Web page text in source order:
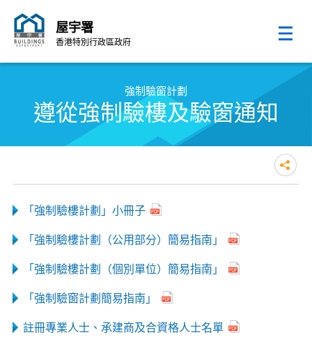
屋宇署
香港特別行政區政府
強制驗窗計劃
遵從強制驗樓及驗窗通知
「強制驗樓計劃」小冊子
「強制驗樓計劃（公用部分）簡易指南」
「強制驗樓計劃（個別單位）簡易指南」
「強制驗窗計劃簡易指南」
註冊專業人士、承建商及合資格人士名單